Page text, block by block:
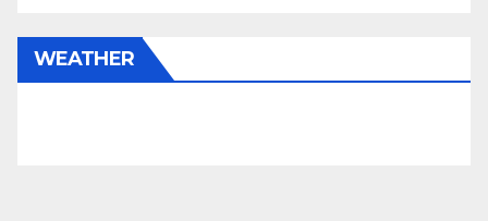
वेलफेयर एसोसिएशन
ने इस सेफ्टी बिल को
लेकर किया विरोध
शर्मा ने दी बधाई
गई